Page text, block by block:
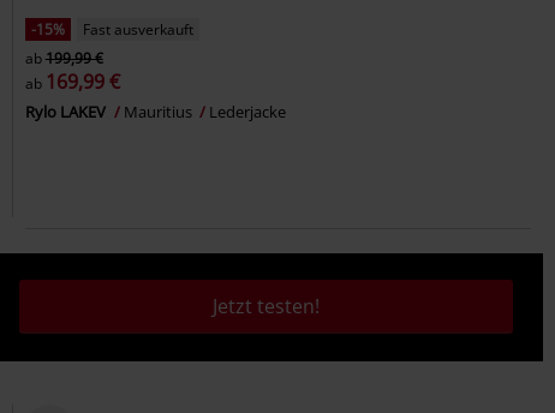
-15%
Fast ausverkauft
ab199,99 €
ab 169,99 €
Rylo LAKEV Mauritius Lederjacke
Jetzt testen!